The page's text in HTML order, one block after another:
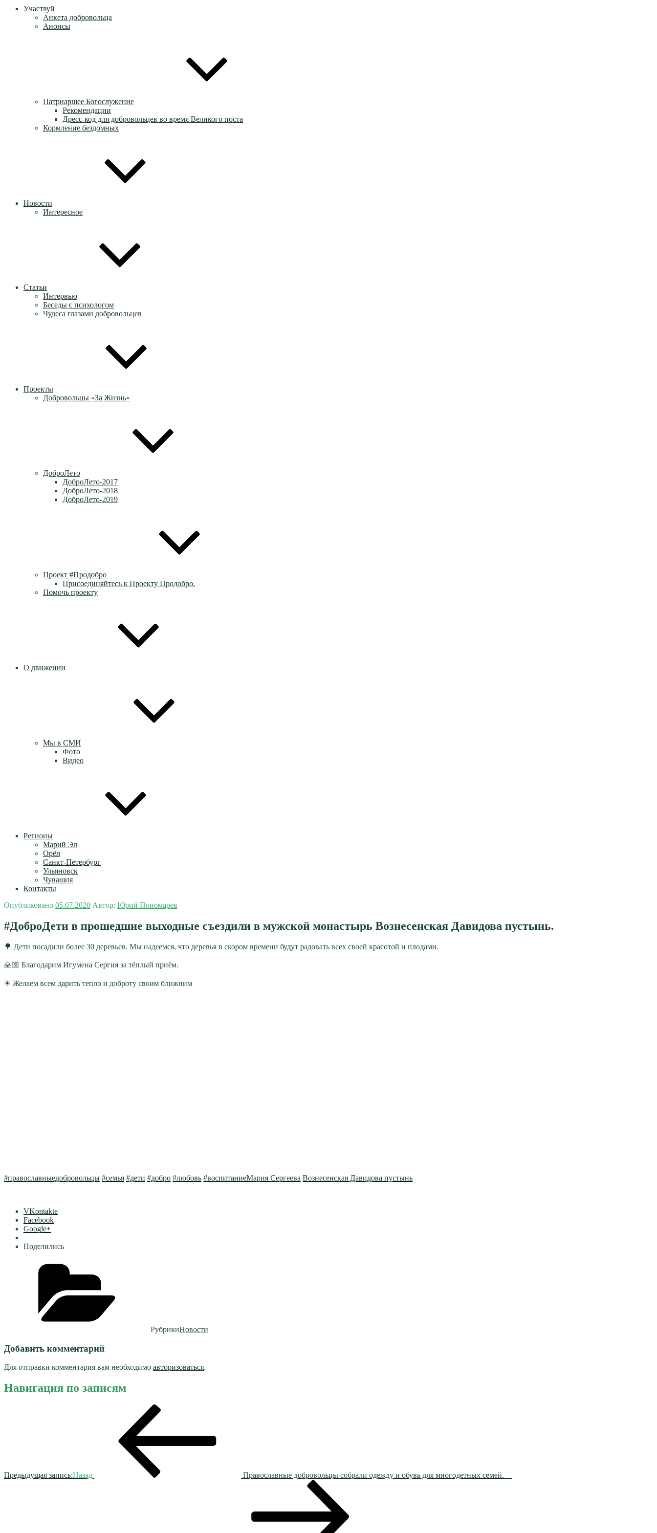
Участвуй
Анкета добровольца
Анонсы
Патриаршее Богослужение
Рекомендации
Дресс-код для добровольцев во время Великого поста
Кормление бездомных
Новости
Интересное
Статьи
Интервью
Беседы с психологом
Чудеса глазами добровольцев
Проекты
Добровольцы «За Жизнь»
ДоброЛето
ДоброЛето-2017
ДоброЛето-2018
ДоброЛето-2019
Проект #Продобро
Присоединяйтесь к Проекту Продобро.
Помочь проекту
О движении
Мы в СМИ
Фото
Видео
Регионы
Марий Эл
Орёл
Санкт-Петербург
Ульяновск
Чувашия
Контакты
Опубликовано 05.07.2020 Автор: Юрий Пономарев
#ДоброДети в прошедшие выходные съездили в мужской монастырь Вознесенская Давидова пустынь.
🌳 Дети посадили более 30 деревьев. Мы надеемся, что деревья в скором времени будут радовать всех своей красотой и плодами.
🙏🏼 Благодарим Игумена Сергия за тёплый приём.
☀ Желаем всем дарить тепло и доброту своим ближним
#православныедобровольцы #семья #дети #добро #любовь #воспитаниеМария Сергеева Вознесенская Давидова пустынь
VKontakte
Facebook
Google+
Поделились
РубрикиНовости
Добавить комментарий
Для отправки комментария вам необходимо авторизоваться.
Навигация по записям
Предыдущая запись:Назад ⁣ Православные добровольцы собрали одежду и обувь для многодетных семей. ⠀